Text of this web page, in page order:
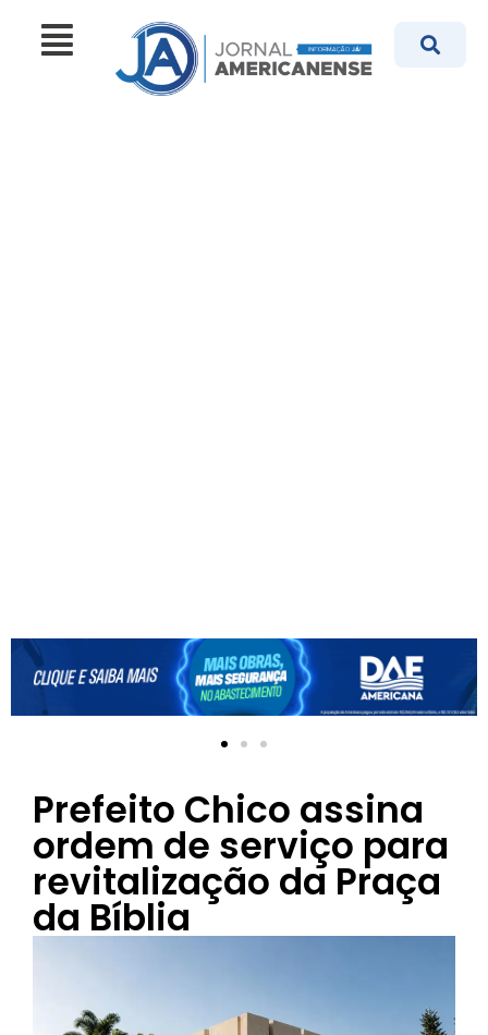
Prefeito Chico assina
ordem de serviço para
revitalização da Praça
da Bíblia